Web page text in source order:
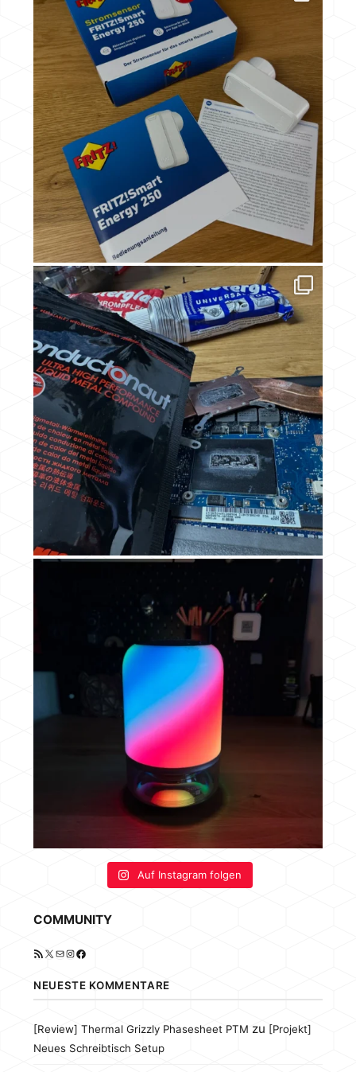
Auf Instagram folgen
COMMUNITY
RSS-Feed
X E-MailInstagram
Facebook
NEUESTE KOMMENTARE
[Review] Thermal Grizzly Phasesheet PTM zu [Projekt]
Neues Schreibtisch Setup